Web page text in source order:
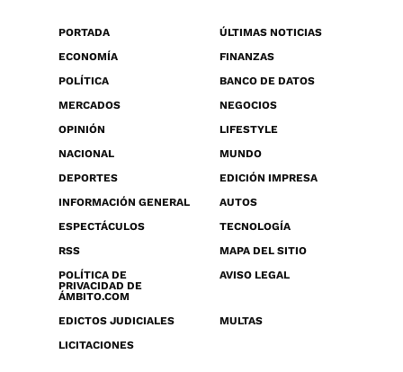
PORTADA
ÚLTIMAS NOTICIAS
ECONOMÍA
FINANZAS
POLÍTICA
BANCO DE DATOS
MERCADOS
NEGOCIOS
OPINIÓN
LIFESTYLE
NACIONAL
MUNDO
DEPORTES
EDICIÓN IMPRESA
INFORMACIÓN GENERAL
AUTOS
ESPECTÁCULOS
TECNOLOGÍA
RSS
MAPA DEL SITIO
POLÍTICA DE
PRIVACIDAD DE
ÁMBITO.COM
AVISO LEGAL
EDICTOS JUDICIALES
MULTAS
LICITACIONES